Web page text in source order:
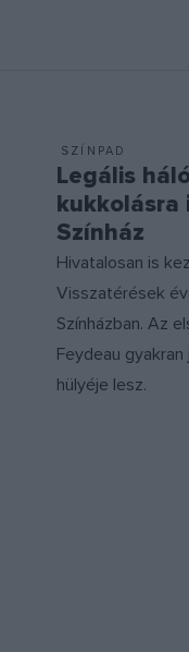
SZÍNPAD
Legális
kukkolásra
Színház
Hivatalosan is
Visszatérések
Színházban. Az
Feydeau
hülyéje lesz.